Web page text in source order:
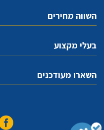
השווה מחירים
בעלי מקצוע
השארו מעודכנים